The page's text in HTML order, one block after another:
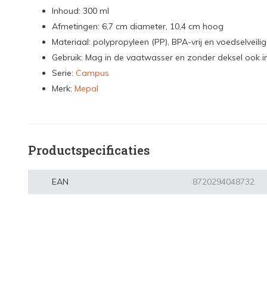
Inhoud: 300 ml
Afmetingen: 6,7 cm diameter, 10,4 cm hoog
Materiaal: polypropyleen (PP), BPA-vrij en voedselveilig
Gebruik: Mag in de vaatwasser en zonder deksel ook
Serie: Campus
Merk: Mepal
Productspecificaties
EAN 8720294048732